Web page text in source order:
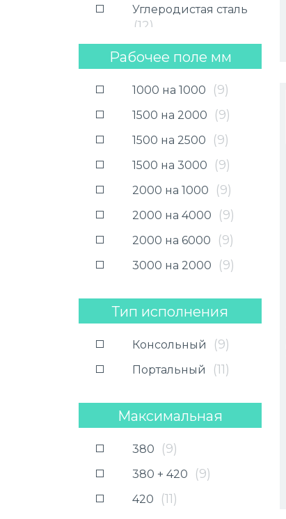
Углеродистая сталь
(12)
Рабочее поле мм
1000 на 1000 (9)
1500 на 2000 (9)
1500 на 2500 (9)
1500 на 3000 (9)
2000 на 1000 (9)
2000 на 4000 (9)
2000 на 6000 (9)
3000 на 2000 (9)
Тип исполнения
Консольный (9)
Портальный (11)
Максимальная
мощность насоса
(Максимальное
давление, мПа):
380 (9)
380 + 420 (9)
420 (11)